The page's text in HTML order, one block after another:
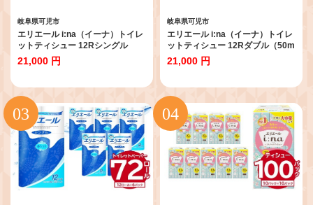
岐阜県可児市
エリエール i:na（イーナ）トイレ
ットティシュー 12Rシングル
（100m巻）（12ロール×6パッ
ク） 【 トイレットペーパー 2倍
香り付き 新生活 備蓄 防災 消耗品
生活雑貨 生活用品 コンパクト 岐
阜県 可児市 】
21,000 円
岐阜県可児市
エリエール i:na（イーナ）トイレ
ットティシュー 12Rダブル（50m
巻）（12ロール×6パック） 【 ト
イレットペーパー 2倍 巻 エコ フ
新生活 備蓄 防災 消耗品 生活雑貨
生活用品 コンパクト パルプ100％
岐阜県 可児市 】
21,000 円